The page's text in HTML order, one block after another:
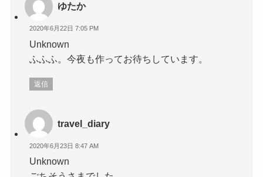
ゆたか
2020年6月22日 7:05 PM
Unknown
ふふふ。今夜も作ってお待ちしています。
返信
travel_diary
2020年6月23日 8:47 AM
Unknown